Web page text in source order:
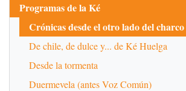
Programas de la Ké
Crónicas desde el otro lado del charco
De chile, de dulce y... de Ké Huelga
Desde la tormenta
Duermevela (antes Voz Común)